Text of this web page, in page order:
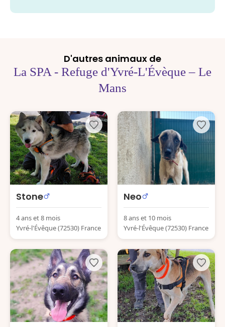
D'autres animaux de
La SPA - Refuge d'Yvré-L'Évèque – Le
Mans
Stone
4 ans et 8 mois
Yvré-l'Évêque (72530) France
Neo
8 ans et 10 mois
Yvré-l'Évêque (72530) France